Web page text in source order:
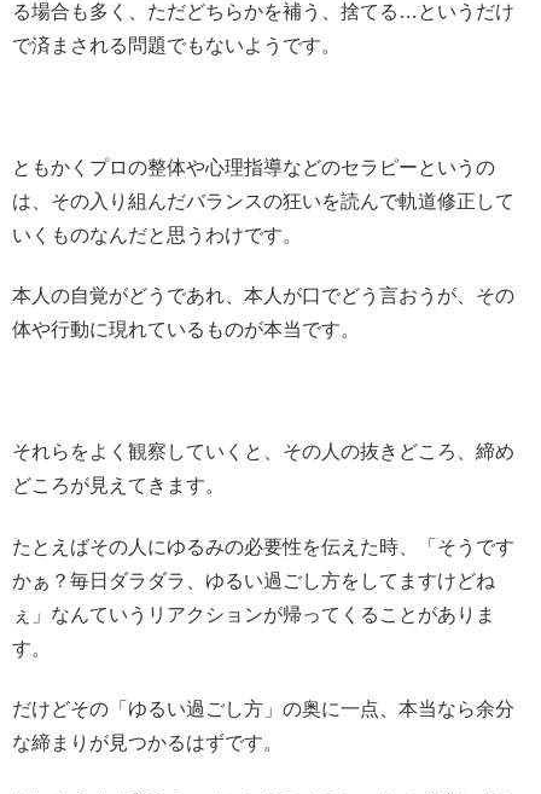
る場合も多く、ただどちらかを補う、捨てる…というだけ
で済まされる問題でもないようです。
ともかくプロの整体や心理指導などのセラピーというの
は、その入り組んだバランスの狂いを読んで軌道修正して
いくものなんだと思うわけです。
本人の自覚がどうであれ、本人が口でどう言おうが、その
体や行動に現れているものが本当です。
それらをよく観察していくと、その人の抜きどころ、締め
どころが見えてきます。
たとえばその人にゆるみの必要性を伝えた時、「そうです
かぁ？毎日ダラダラ、ゆるい過ごし方をしてますけどね
ぇ」なんていうリアクションが帰ってくることがありま
す。
だけどその「ゆるい過ごし方」の奥に一点、本当なら余分
な締まりが見つかるはずです。